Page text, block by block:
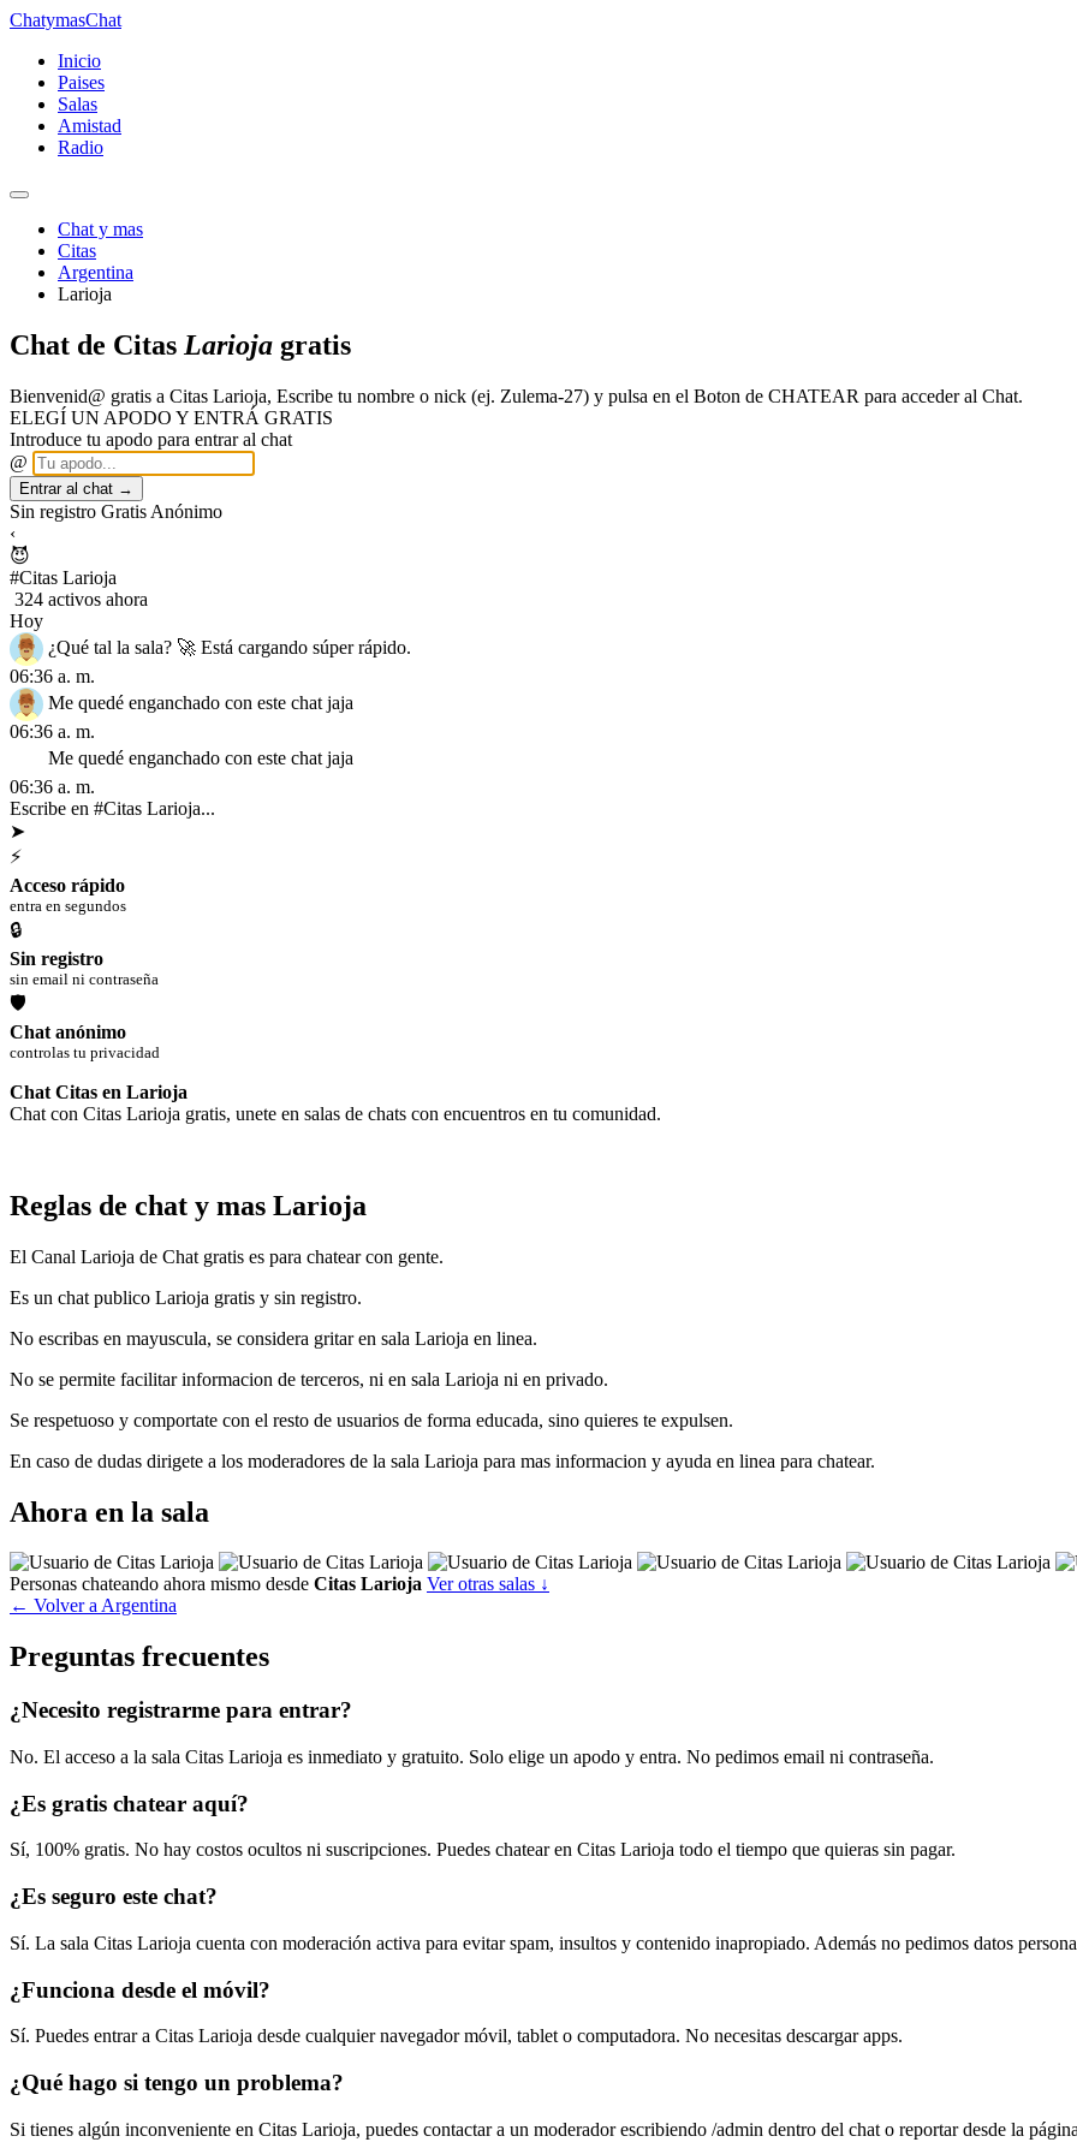
ChatymasChat
Inicio
Paises
Salas
Amistad
Radio
Chat y mas
Citas
Argentina
Larioja
Chat de Citas Larioja gratis
Bienvenid@ gratis a Citas Larioja, Escribe tu nombre o nick (ej. Zulema-27) y pulsa en el Boton de CHATEAR para acceder al Chat.
ELEGÍ UN APODO Y ENTRÁ GRATIS
Introduce tu apodo para entrar al chat
@
Entrar al chat →
Sin registro Gratis Anónimo
‹
😈
#Citas Larioja
324 activos ahora
Hoy
¿Qué tal la sala? 🚀 Está cargando súper rápido.
06:36 a. m.
Me quedé enganchado con este chat jaja
06:36 a. m.
Me quedé enganchado con este chat jaja
06:36 a. m.
Escribe en #Citas Larioja...
➤
⚡
Acceso rápido
entra en segundos
🔒
Sin registro
sin email ni contraseña
🛡
Chat anónimo
controlas tu privacidad
Chat Citas en Larioja
Chat con Citas Larioja gratis, unete en salas de chats con encuentros en tu comunidad.
Reglas de chat y mas Larioja
El Canal Larioja de Chat gratis es para chatear con gente.
Es un chat publico Larioja gratis y sin registro.
No escribas en mayuscula, se considera gritar en sala Larioja en linea.
No se permite facilitar informacion de terceros, ni en sala Larioja ni en privado.
Se respetuoso y comportate con el resto de usuarios de forma educada, sino quieres te expulsen.
En caso de dudas dirigete a los moderadores de la sala Larioja para mas informacion y ayuda en linea para chatear.
Ahora en la sala
Personas chateando ahora mismo desde Citas Larioja Ver otras salas ↓
← Volver a Argentina
Preguntas frecuentes
¿Necesito registrarme para entrar?
No. El acceso a la sala Citas Larioja es inmediato y gratuito. Solo elige un apodo y entra. No pedimos email ni contraseña.
¿Es gratis chatear aquí?
Sí, 100% gratis. No hay costos ocultos ni suscripciones. Puedes chatear en Citas Larioja todo el tiempo que quieras sin pagar.
¿Es seguro este chat?
Sí. La sala Citas Larioja cuenta con moderación activa para evitar spam, insultos y contenido inapropiado. Además no pedimos datos
¿Funciona desde el móvil?
Sí. Puedes entrar a Citas Larioja desde cualquier navegador móvil, tablet o computadora. No necesitas descargar apps.
¿Qué hago si tengo un problema?
Si tienes algún inconveniente en Citas Larioja, puedes contactar a un moderador escribiendo /admin dentro del chat o reportar desde la